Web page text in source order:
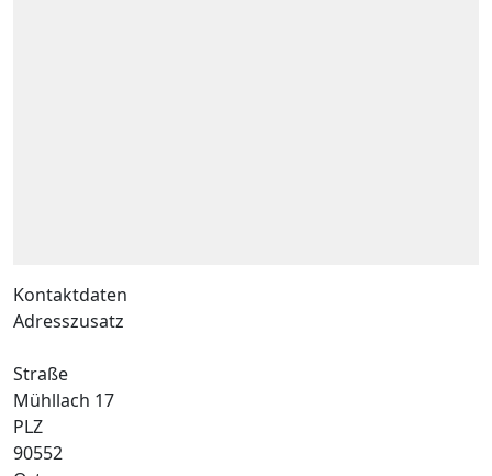
Kontaktdaten
Adresszusatz
Straße
Mühllach 17
PLZ
90552